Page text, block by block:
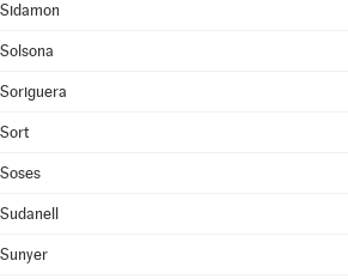
Sidamon
Solsona
Soriguera
Sort
Soses
Sudanell
Sunyer